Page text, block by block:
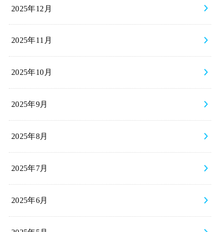
2025年12月
2025年11月
2025年10月
2025年9月
2025年8月
2025年7月
2025年6月